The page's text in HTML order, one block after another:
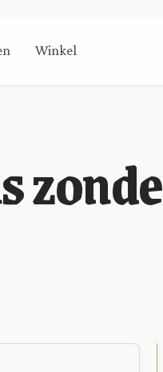
Winkel
zonde